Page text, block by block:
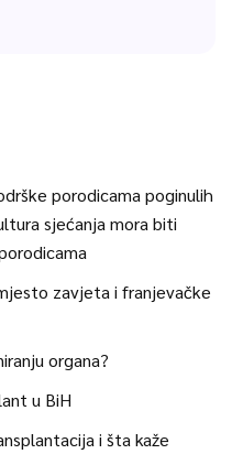
porodicama poginulih
sjećanja mora biti
zavjeta i franjevačke
organa?
u BiH
i šta kaže